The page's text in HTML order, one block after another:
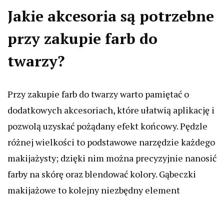
Jakie akcesoria są potrzebne
przy zakupie farb do
twarzy?
Przy zakupie farb do twarzy warto pamiętać o
dodatkowych akcesoriach, które ułatwią aplikację i
pozwolą uzyskać pożądany efekt końcowy. Pędzle
różnej wielkości to podstawowe narzędzie każdego
makijażysty; dzięki nim można precyzyjnie nanosić
farby na skórę oraz blendować kolory. Gąbeczki
makijażowe to kolejny niezbędny element